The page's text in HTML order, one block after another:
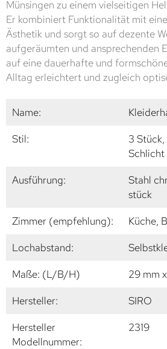
Münsingen zu einem vielseitigen
Er kombiniert Funktionalität mit
Ästhetik und sorgt so auf dezente
aufgeräumten und ansprechenden
auf eine dauerhafte und
Alltag erleichtert und zugleich
Name:
Stil:
3
Schlicht
Ausführung:
Stahl
stück
Zimmer (empfehlung):
Küche,
Lochabstand:
Maße: (L/B/H)
29 mm
Hersteller:
SIRO
Hersteller
Modellnummer:
2319